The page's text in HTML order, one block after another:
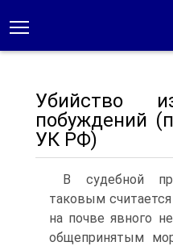
Убийство
побуждений
УК РФ)
В судебной
таковым
на почве явного
общепринятым